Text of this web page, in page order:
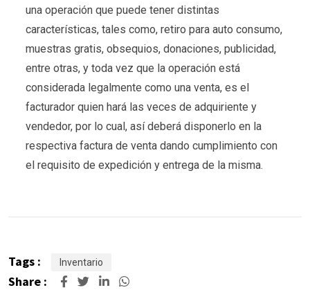
una operación que puede tener distintas
características, tales como, retiro para auto consumo,
muestras gratis, obsequios, donaciones, publicidad,
entre otras, y toda vez que la operación está
considerada legalmente como una venta, es el
facturador quien hará las veces de adquiriente y
vendedor, por lo cual, así deberá disponerlo en la
respectiva factura de venta dando cumplimiento con
el requisito de expedición y entrega de la misma.
Tags : Inventario
Share :